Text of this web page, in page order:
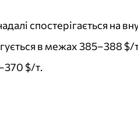
спостерігається на
в межах 385–388 $/
$/т.